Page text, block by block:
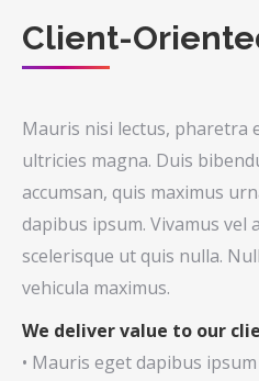
Client-
Mauris nisi lectus, pharetra
ultricies magna. Duis
accumsan, quis maximus
dapibus ipsum. Vivamus vel
scelerisque ut quis nulla.
vehicula maximus.
We deliver value to our
• Mauris eget dapibus ipsum